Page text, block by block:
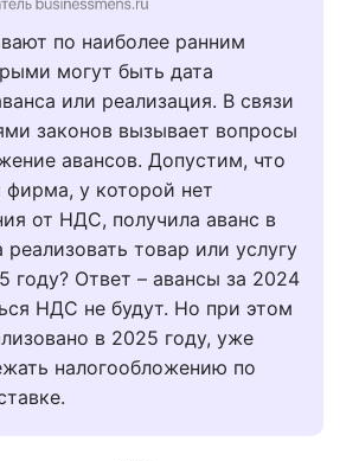
по наиболее ранним
могут быть дата
или реализация. В связи
законов вызывает вопросы
авансов. Допустим, что
фирма, у которой нет
от НДС, получила аванс в
реализовать товар или услугу
году? Ответ – авансы за 2024
НДС не будут. Но при этом
в 2025 году, уже
налогообложению по